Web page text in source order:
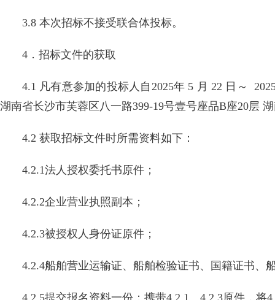
3.8 本次招标不接受联合体投标。
4．招标文件的获取
4.1 凡有意参加的投标人自2025年 5 月 22 日～
湖南省长沙市芙蓉区八一路399-19号壹号座品B座20层
4.2 获取招标文件时所需资料如下：
4.2.1法人授权委托书原件；
4.2.2企业营业执照副本；
4.2.3被授权人身份证原件；
4.2.4船舶营业运输证、船舶检验证书、国籍证书、
4.2.5提交报名资料一份：携带4.2.1、4.2.3原件，